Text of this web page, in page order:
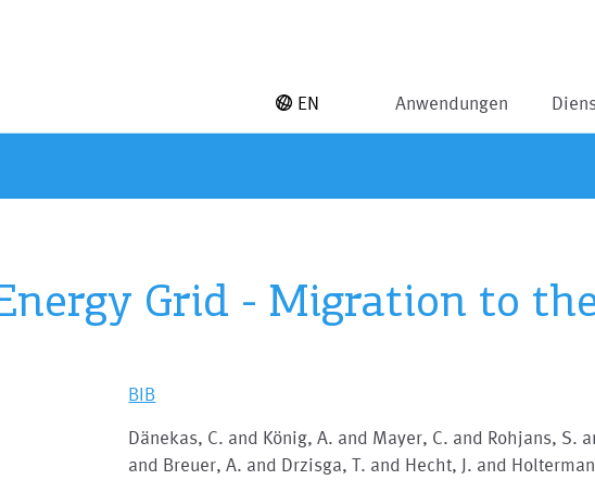
Anwendungen
EN
Grid - Migration to
BIB
Dänekas, C. and König, A. and Mayer, C. and Rohjans, S.
and Breuer, A. and Drzisga, T. and Hecht, J. and